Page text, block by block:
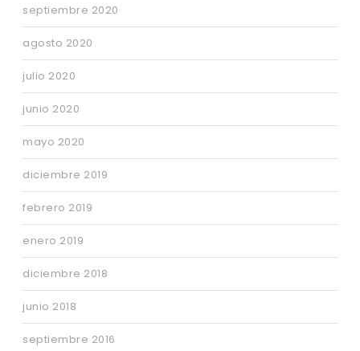
septiembre 2020
agosto 2020
julio 2020
junio 2020
mayo 2020
diciembre 2019
febrero 2019
enero 2019
diciembre 2018
junio 2018
septiembre 2016